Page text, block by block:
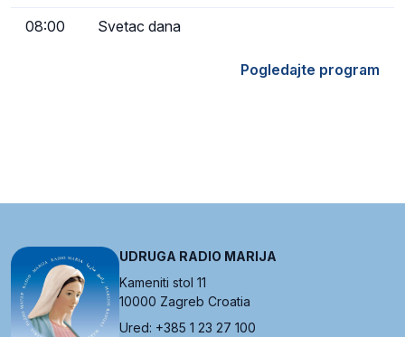
08:00 Svetac dana
Pogledajte program
UDRUGA RADIO MARIJA
Kameniti stol 11
10000 Zagreb Croatia
Ured: +385 1 23 27 100